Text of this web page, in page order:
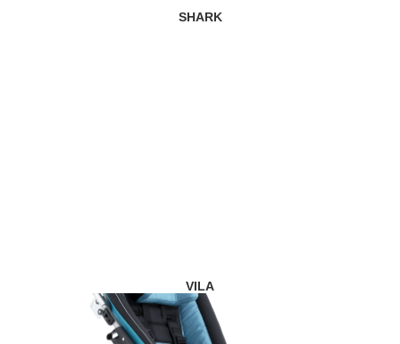
SHARK
VILA